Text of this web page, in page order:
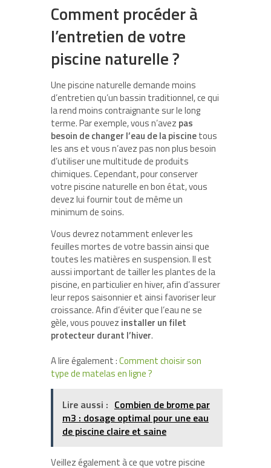
Comment procéder à
l’entretien de votre
piscine naturelle ?
Une piscine naturelle demande moins
d’entretien qu’un bassin traditionnel, ce qui
la rend moins contraignante sur le long
terme. Par exemple, vous n’avez pas
besoin de changer l’eau de la piscinetous
les ans et vous n’avez pas non plus besoin
d’utiliser une multitude de produits
chimiques. Cependant, pour conserver
votre piscine naturelle en bon état, vous
devez lui fournir tout de même un
minimum de soins.
Vous devrez notamment enlever les
feuilles mortes de votre bassin ainsi que
toutes les matières en suspension. Il est
aussi important de tailler les plantes de la
piscine, en particulier en hiver, afin d’assurer
leur repos saisonnier et ainsi favoriser leur
croissance. Afin d’éviter que l’eau ne se
gèle, vous pouvez installer un filet
protecteur durant l’hiver.
A lire également :Comment choisir son
type de matelas en ligne ?
Lire aussi : Combien de brome par
m3 : dosage optimal pour une eau
de piscine claire et saine
Veillez également à ce que votre piscine